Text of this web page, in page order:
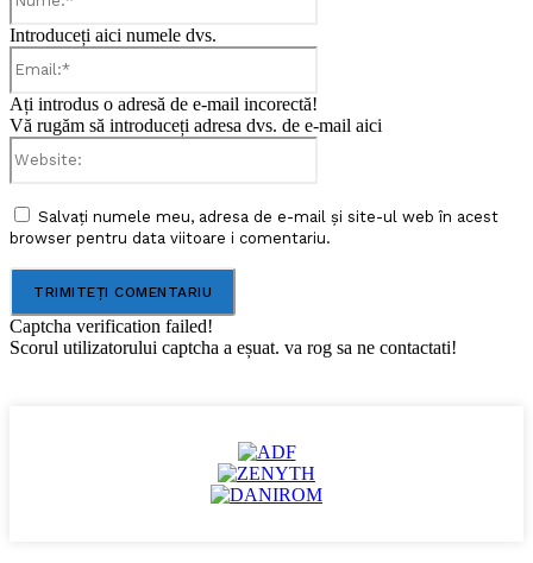
Introduceți aici numele dvs.
Ați introdus o adresă de e-mail incorectă!
Vă rugăm să introduceți adresa dvs. de e-mail aici
Salvați numele meu, adresa de e-mail și site-ul web în acest
browser pentru data viitoare i comentariu.
Captcha verification failed!
Scorul utilizatorului captcha a eșuat. va rog sa ne contactati!